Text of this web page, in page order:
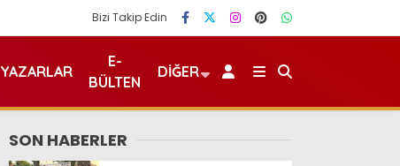
Bizi Takip Edin
YAZARLAR
E-
BÜLTEN
DIĞER
SON HABERLER